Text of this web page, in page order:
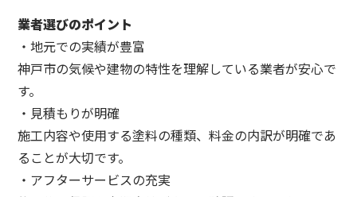
業者選びのポイント
・地元での実績が豊富
神戸市の気候や建物の特性を理解している業者が安心で
す。
・見積もりが明確
施工内容や使用する塗料の種類、料金の内訳が明確であ
ることが大切です。
・アフターサービスの充実